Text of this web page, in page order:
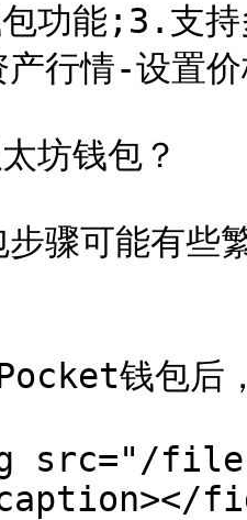
功能;3.支持
产行情-设置
坊钱包？
骤可能有些
钱包后
src="/